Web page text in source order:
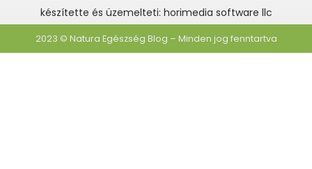
készítette és üzemelteti: horimedia software llc
2023 © Natura Egészség Blog – Minden jog fenntartva